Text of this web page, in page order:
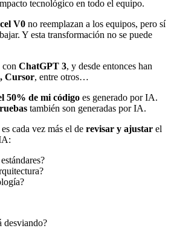
tecnológico en todo el equipo.
V0 no reemplazan a los equipos, pero sí
Y esta transformación no se puede
con ChatGPT 3, y desde entonces han
Cursor, entre otros…
50% de mi código es generado por IA.
también son generadas por IA.
cada vez más el de revisar y ajustar el
desviando?